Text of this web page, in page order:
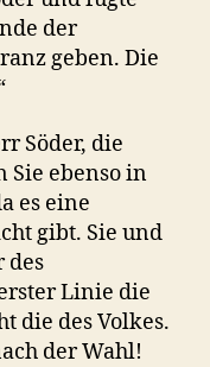
der
geben. Die
Söder, die
Sie ebenso in
es eine
gibt. Sie und
des
Linie die
die des Volkes.
der Wahl!